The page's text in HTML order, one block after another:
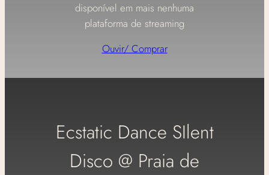
disponível em mais nenhuma
plataforma de streaming
Ouvir/ Comprar
Ecstatic Dance SIlent
Disco @ Praia de